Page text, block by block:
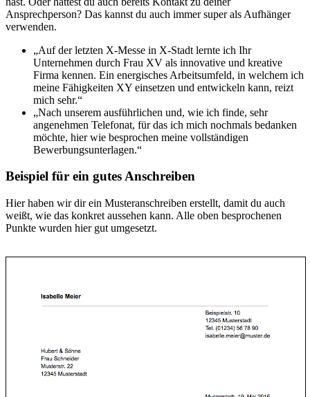
Ansprechperson? Das kannst du auch immer super als Aufhänger
verwenden.
„Auf der letzten X-Messe in X-Stadt lernte ich Ihr
Unternehmen durch Frau XV als innovative und kreative
Firma kennen. Ein energisches Arbeitsumfeld, in welchem ich
meine Fähigkeiten XY einsetzen und entwickeln kann, reizt
mich sehr.“
„Nach unserem ausführlichen und, wie ich finde, sehr
angenehmen Telefonat, für das ich mich nochmals bedanken
möchte, hier wie besprochen meine vollständigen
Bewerbungsunterlagen.“
Beispiel für ein gutes Anschreiben
Hier haben wir dir ein Musteranschreiben erstellt, damit du auch
weißt, wie das konkret aussehen kann. Alle oben besprochenen
Punkte wurden hier gut umgesetzt.